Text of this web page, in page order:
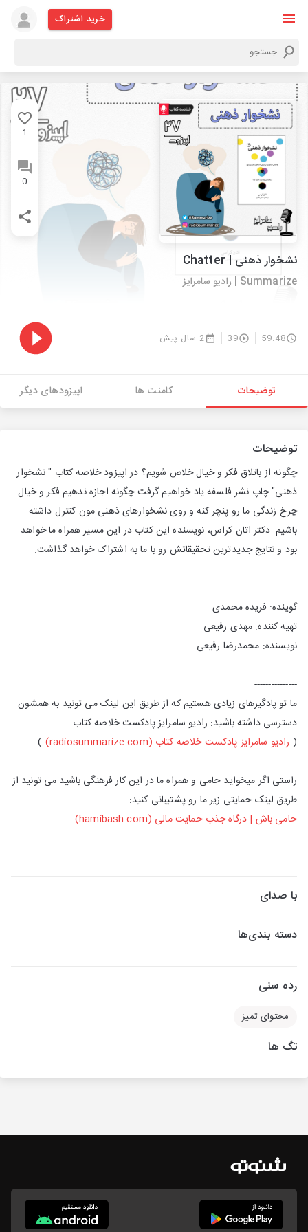
خرید اشتراک
1
0
نشخوار ذهنی | Chatter
Summarize | رادیو سامرایز
59:48
39 2 سال پیش
توضیحات کامنت ها اپیزودهای دیگر
توضیحات
چگونه از باتلاق فکر و خیال خلاص شویم؟ در اپیزود خلاصه کتاب " نشخوار
ذهنی" چاپ نشر فلسفه یاد خواهیم گرفت چگونه اجازه ندهیم فکر و خیال
چرخ زندگی ما رو پنچر کنه و روی نشخوارهای ذهنی مون کنترل داشته
باشیم. دکتر اتان کراس، نویسنده این کتاب در این مسیر همراه ما خواهد
بود و نتایج جدیدترین تحقیقاتش رو با ما به اشتراک خواهد گذاشت.
-------------
گوینده: فریده محمدی
تهیه کننده: مهدی رفیعی
نویسنده: محمدرضا رفیعی
---------------
ما تو پادگیرهای زیادی هستیم که از طریق این لینک می تونید به همشون
دسترسی داشته باشید: رادیو سامرایز پادکست خلاصه کتاب
( ⁠رادیو سامرایز پادکست خلاصه کتاب (radiosummarize.com)⁠ )
راستی اگر میخواید حامی و همراه ما در این کار فرهنگی باشید می تونید از
طریق لینک حمایتی زیر ما رو پشتیبانی کنید:
⁠حامی باش | درگاه جذب حمایت مالی (hamibash.com)⁠
با صدای
دسته بندی‌ها
رده سنی
محتوای تمیز
تگ ها